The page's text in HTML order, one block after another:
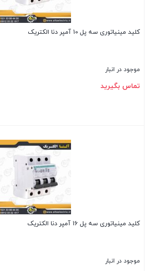
کلید مینیاتوری سه پل 10 آمپر دنا الکتریک
موجود در انبار
تماس بگیرید
کلید مینیاتوری سه پل 16 آمپر دنا الکتریک
موجود در انبار